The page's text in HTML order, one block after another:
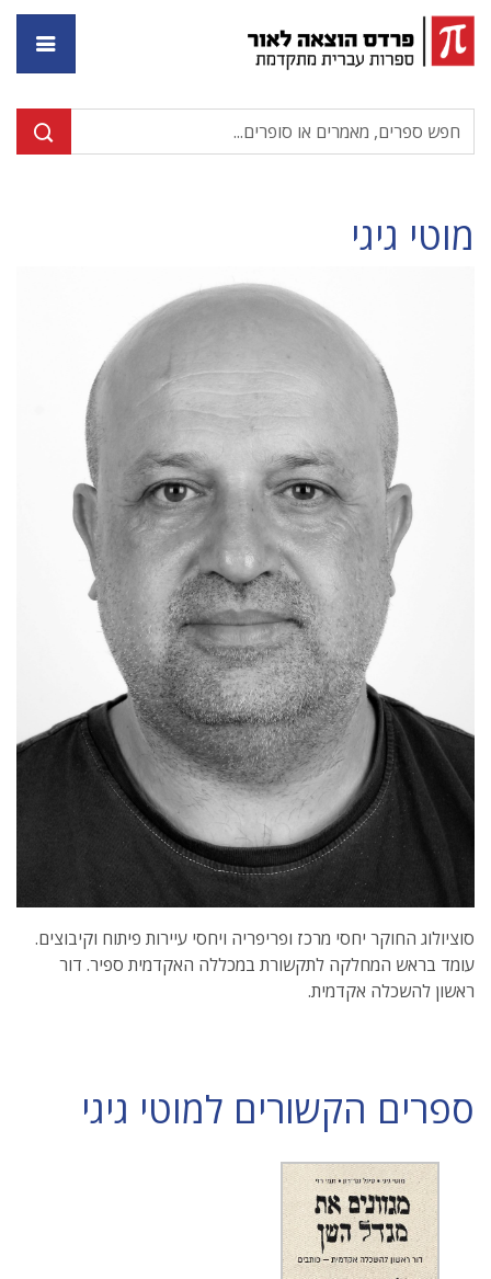
מוטי גיגי
סוציולוג החוקר יחסי מרכז ופריפריה ויחסי עיירות פיתוח וקיבוצים.
עומד בראש המחלקה לתקשורת במכללה האקדמית ספיר. דור
ראשון להשכלה אקדמית.
ספרים הקשורים למוטי גיגי